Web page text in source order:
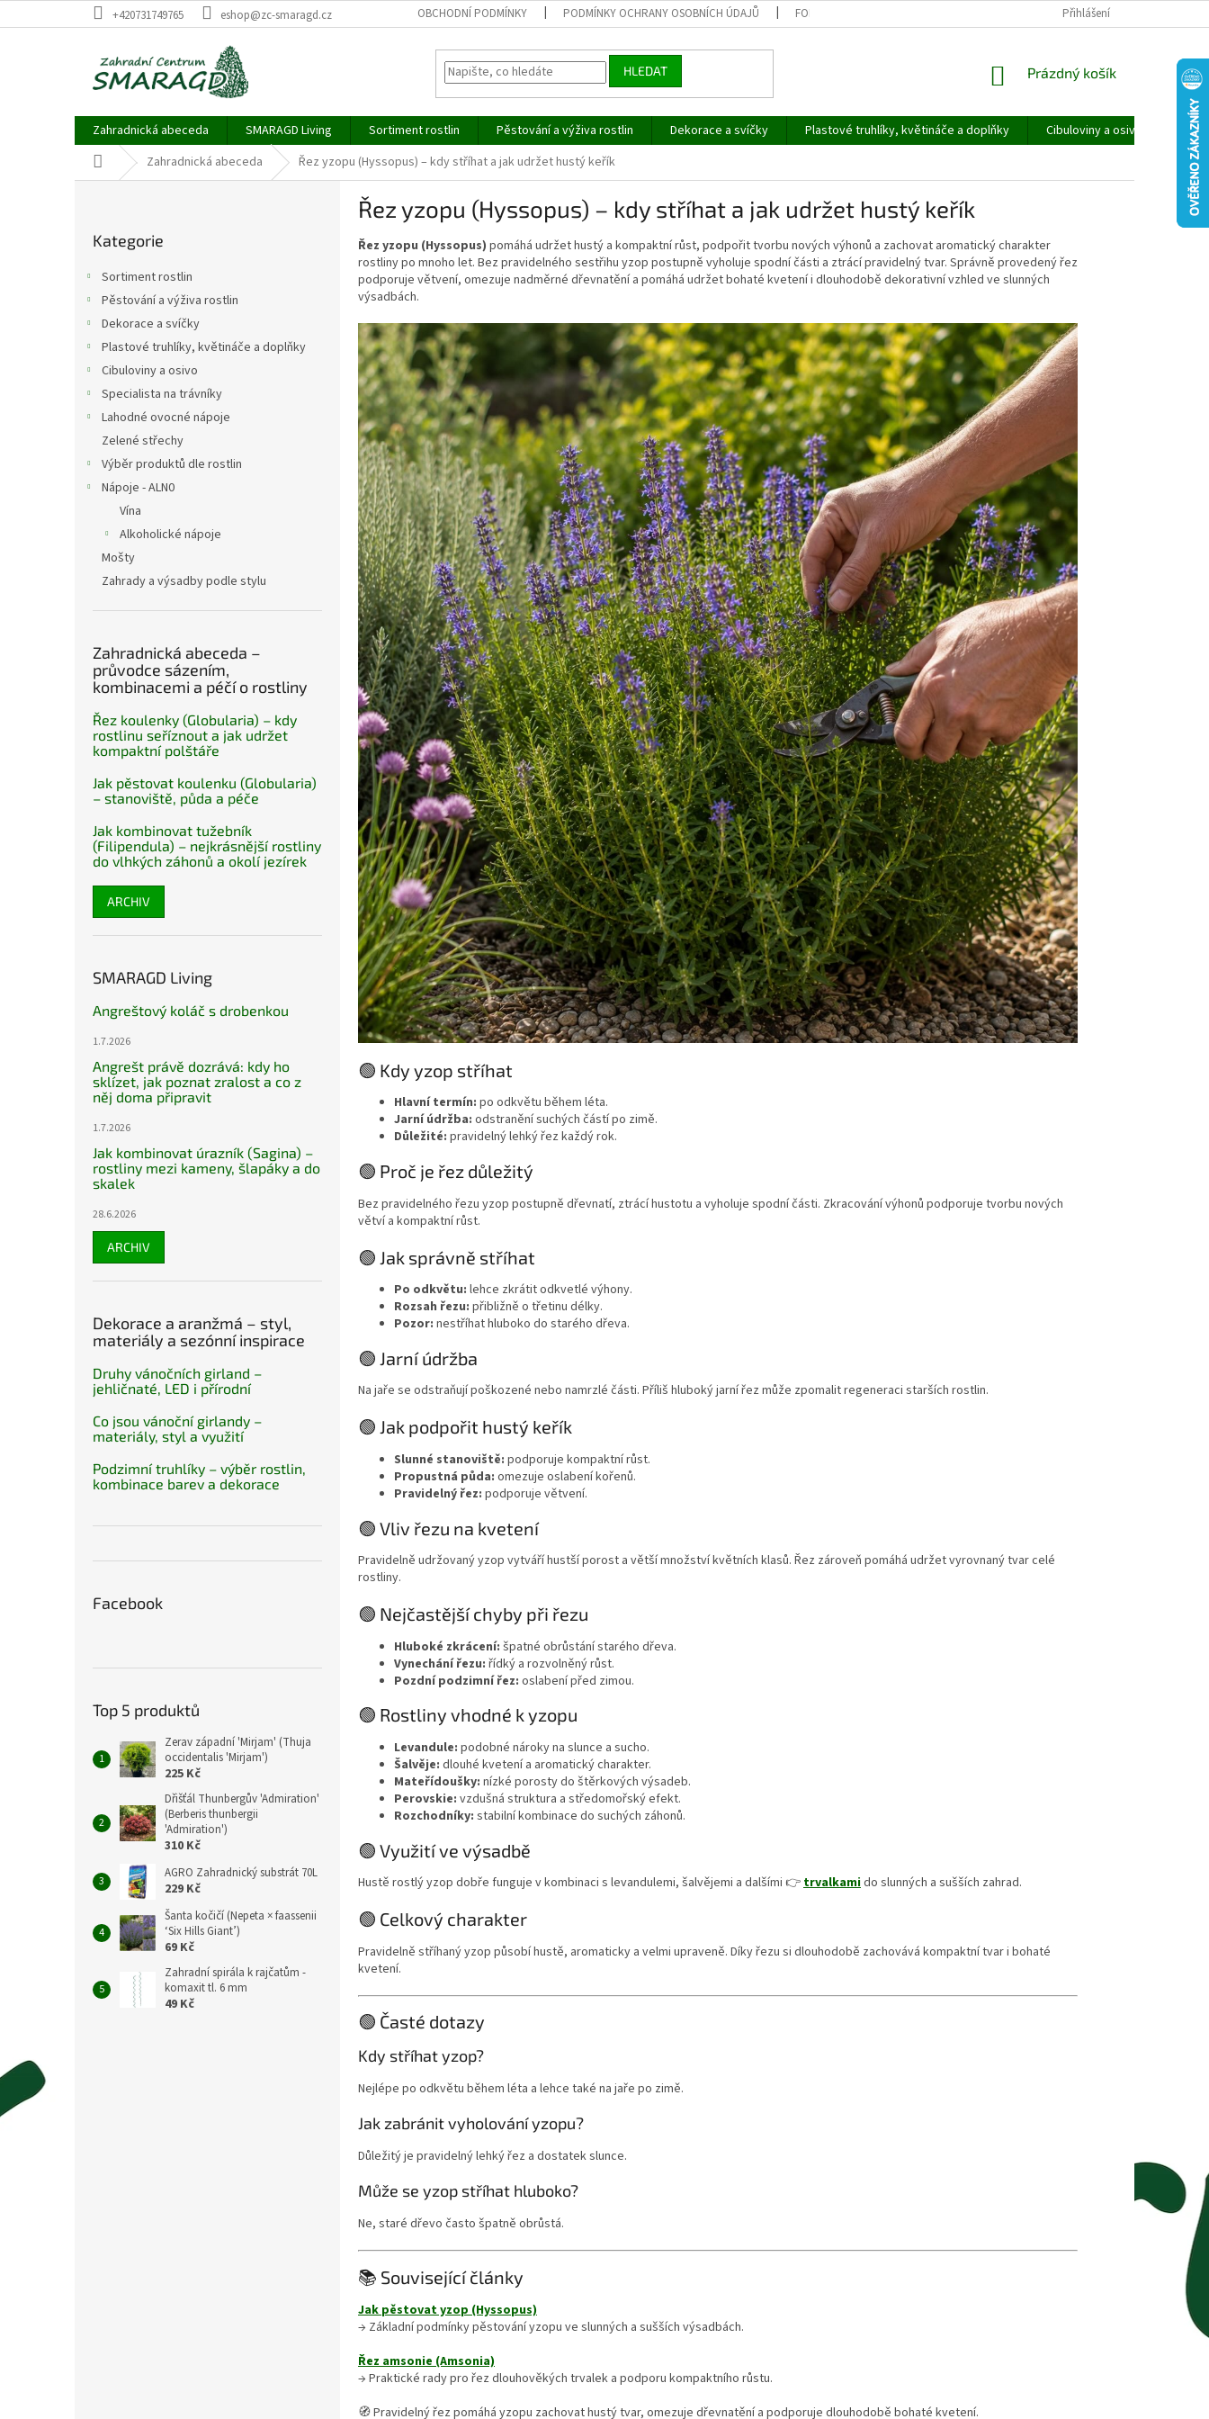
na
+420731749765 eshop@zc-smaragd.cz OBCHODNÍ PODMÍNKY PODMÍNKY OCHRANY OSOBNÍCH ÚDAJŮ FORMULÁŘ PRO UPLATNĚNÍ REKLAMACE REKLAMAČNÍ ŘÁD
Přihlášení
HLEDAT
NÁKUPNÍ
Prázdný košík
Zahradnická abeceda SMARAGD Living Sortiment rostlin Pěstování a výživa rostlin Dekorace a svíčky Plastové truhlíky, květináče a doplňky Cibuloviny a osivo
Domů Zahradnická abeceda Řez yzopu (Hyssopus) – kdy stříhat a jak udržet hustý keřík
kategorie
Kategorie
Sortiment rostlin
Pěstování a výživa rostlin
Dekorace a svíčky
Plastové truhlíky, květináče a doplňky
Cibuloviny a osivo
Specialista na trávníky
Lahodné ovocné nápoje
Zelené střechy
Výběr produktů dle rostlin
Nápoje - ALN0
Vína
Alkoholické nápoje
Mošty
Zahrady a výsadby podle stylu
Zahradnická abeceda –
průvodce sázením,
kombinacemi a péčí o rostliny
Řez koulenky (Globularia) – kdy
rostlinu seříznout a jak udržet
kompaktní polštáře
Jak pěstovat koulenku (Globularia)
– stanoviště, půda a péče
Jak kombinovat tužebník
(Filipendula) – nejkrásnější rostliny
do vlhkých záhonů a okolí jezírek
ARCHIV
SMARAGD Living
Angreštový koláč s drobenkou
1.7.2026
Angrešt právě dozrává: kdy ho
sklízet, jak poznat zralost a co z
něj doma připravit
1.7.2026
Jak kombinovat úrazník (Sagina) –
rostliny mezi kameny, šlapáky a do
skalek
28.6.2026
ARCHIV
Dekorace a aranžmá – styl,
materiály a sezónní inspirace
Druhy vánočních girland –
jehličnaté, LED i přírodní
Co jsou vánoční girlandy –
materiály, styl a využití
Podzimní truhlíky – výběr rostlin,
kombinace barev a dekorace
Facebook
Top 5 produktů
Zerav západní 'Mirjam' (Thuja
occidentalis 'Mirjam')
225 Kč
Dřišťál Thunbergův 'Admiration'
(Berberis thunbergii
'Admiration')
310 Kč
AGRO Zahradnický substrát 70L
229 Kč
Šanta kočičí (Nepeta × faassenii
‘Six Hills Giant’)
69 Kč
Zahradní spirála k rajčatům -
komaxit tl. 6 mm
49 Kč
Řez yzopu (Hyssopus) – kdy stříhat a jak udržet hustý keřík
Řez yzopu (Hyssopus) pomáhá udržet hustý a kompaktní růst, podpořit tvorbu nových výhonů a zachovat aromatický charakter
rostliny po mnoho let. Bez pravidelného sestřihu yzop postupně vyholuje spodní části a ztrácí pravidelný tvar. Správně provedený řez
podporuje větvení, omezuje nadměrné dřevnatění a pomáhá udržet bohaté kvetení i dlouhodobě dekorativní vzhled ve slunných
výsadbách.
🟢 Kdy yzop stříhat
Hlavní termín: po odkvětu během léta.
Jarní údržba: odstranění suchých částí po zimě.
Důležité: pravidelný lehký řez každý rok.
🟢 Proč je řez důležitý
Bez pravidelného řezu yzop postupně dřevnatí, ztrácí hustotu a vyholuje spodní části. Zkracování výhonů podporuje tvorbu nových
větví a kompaktní růst.
🟢 Jak správně stříhat
Po odkvětu: lehce zkrátit odkvetlé výhony.
Rozsah řezu: přibližně o třetinu délky.
Pozor: nestříhat hluboko do starého dřeva.
🟢 Jarní údržba
Na jaře se odstraňují poškozené nebo namrzlé části. Příliš hluboký jarní řez může zpomalit regeneraci starších rostlin.
🟢 Jak podpořit hustý keřík
Slunné stanoviště: podporuje kompaktní růst.
Propustná půda: omezuje oslabení kořenů.
Pravidelný řez: podporuje větvení.
🟢 Vliv řezu na kvetení
Pravidelně udržovaný yzop vytváří hustší porost a větší množství květních klasů. Řez zároveň pomáhá udržet vyrovnaný tvar celé
rostliny.
🟢 Nejčastější chyby při řezu
Hluboké zkrácení: špatné obrůstání starého dřeva.
Vynechání řezu: řídký a rozvolněný růst.
Pozdní podzimní řez: oslabení před zimou.
🟢 Rostliny vhodné k yzopu
Levandule: podobné nároky na slunce a sucho.
Šalvěje: dlouhé kvetení a aromatický charakter.
Mateřídoušky: nízké porosty do štěrkových výsadeb.
Perovskie: vzdušná struktura a středomořský efekt.
Rozchodníky: stabilní kombinace do suchých záhonů.
🟢 Využití ve výsadbě
Hustě rostlý yzop dobře funguje v kombinaci s levandulemi, šalvějemi a dalšími 👉trvalkamido slunných a sušších zahrad.
🟢 Celkový charakter
Pravidelně stříhaný yzop působí hustě, aromaticky a velmi upraveně. Díky řezu si dlouhodobě zachovává kompaktní tvar i bohaté
kvetení.
🟢 Časté dotazy
Kdy stříhat yzop?
Nejlépe po odkvětu během léta a lehce také na jaře po zimě.
Jak zabránit vyholování yzopu?
Důležitý je pravidelný lehký řez a dostatek slunce.
Může se yzop stříhat hluboko?
Ne, staré dřevo často špatně obrůstá.
📚 Související články
Jak pěstovat yzop (Hyssopus)
→ Základní podmínky pěstování yzopu ve slunných a sušších výsadbách.
Řez amsonie (Amsonia)
→ Praktické rady pro řez dlouhověkých trvalek a podporu kompaktního růstu.
🧭 Pravidelný řez pomáhá yzopu zachovat hustý tvar, omezuje dřevnatění a podporuje dlouhodobě bohaté kvetení.